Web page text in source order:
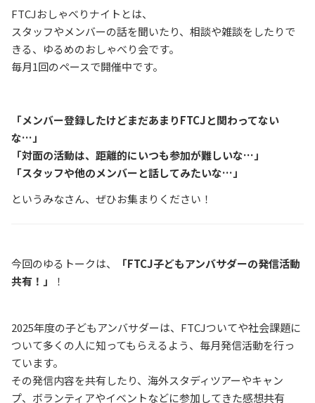
FTCJおしゃべりナイトとは、
スタッフやメンバーの話を聞いたり、相談や雑談をしたりで
きる、ゆるめのおしゃべり会です。
毎月1回のペースで開催中です。
「メンバー登録したけどまだあまりFTCJと関わってない
な…」
「対面の活動は、距離的にいつも参加が難しいな…」
「スタッフや他のメンバーと話してみたいな…」
というみなさん、ぜひお集まりください！
今回のゆるトークは、
「FTCJ子どもアンバサダーの発信活動
共有！」
！
2025年度の子どもアンバサダーは、FTCJついてや社会課題に
ついて多くの人に知ってもらえるよう、毎月発信活動を行っ
ています。
その発信内容を共有したり、海外スタディツアーやキャン
プ、ボランティアやイベントなどに参加してきた感想共有